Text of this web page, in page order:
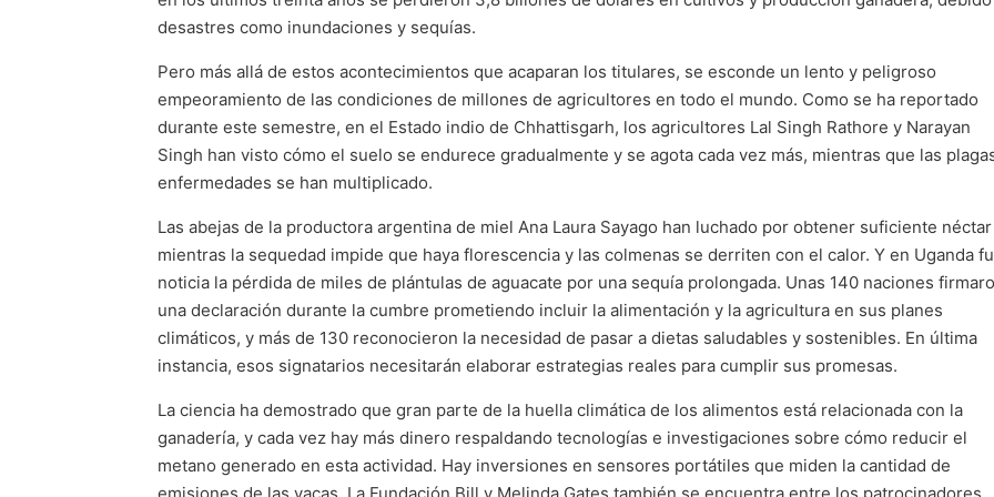
desastres como inundaciones y sequías.
Pero más allá de estos acontecimientos que acaparan los titulares, se esconde un lento y peligroso
empeoramiento de las condiciones de millones de agricultores en todo el mundo. Como se ha reportado
durante este semestre, en el Estado indio de Chhattisgarh, los agricultores Lal Singh Rathore y Narayan
Singh han visto cómo el suelo se endurece gradualmente y se agota cada vez más, mientras que las
enfermedades se han multiplicado.
Las abejas de la productora argentina de miel Ana Laura Sayago han luchado por obtener suficiente néctar
mientras la sequedad impide que haya florescencia y las colmenas se derriten con el calor. Y en Uganda
noticia la pérdida de miles de plántulas de aguacate por una sequía prolongada. Unas 140 naciones
una declaración durante la cumbre prometiendo incluir la alimentación y la agricultura en sus planes
climáticos, y más de 130 reconocieron la necesidad de pasar a dietas saludables y sostenibles. En última
instancia, esos signatarios necesitarán elaborar estrategias reales para cumplir sus promesas.
La ciencia ha demostrado que gran parte de la huella climática de los alimentos está relacionada con la
ganadería, y cada vez hay más dinero respaldando tecnologías e investigaciones sobre cómo reducir el
metano generado en esta actividad. Hay inversiones en sensores portátiles que miden la cantidad de